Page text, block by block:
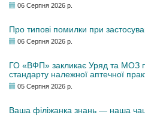
06 Серпня 2026 р.
Про типові помилки при
06 Серпня 2026 р.
ГО «ВФП» закликає Уряд та МОЗ
стандарту належної аптечної
05 Серпня 2026 р.
Ваша філіжанка знань — наша